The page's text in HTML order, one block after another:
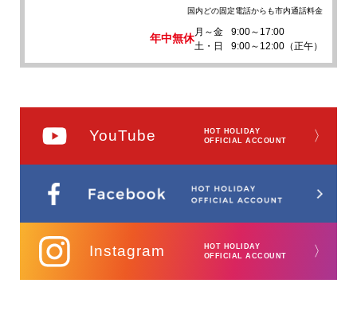
国内どの固定電話からも市内通話料金
年中無休
月～金
9:00～17:00
土・日
9:00～12:00（正午）
YouTube
HOT HOLIDAY
OFFICIAL ACCOUNT
〉
Instagram
HOT HOLIDAY
OFFICIAL ACCOUNT
〉